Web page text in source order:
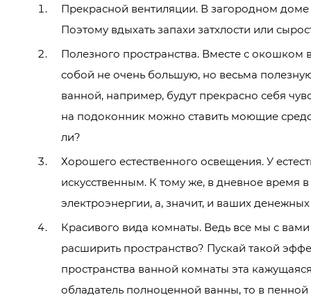
Прекрасной вентиляции. В загородном
Поэтому вдыхать запахи затхлости или
Полезного пространства. Вместе с
собой не очень большую, но весьма
ванной, например, будут прекрасно себя
на подоконник можно ставить моющие
ли?
Хорошего естественного освещения. У
искусственным. К тому же, в дневное время
электроэнергии, а, значит, и ваших денежных
Красивого вида комнаты. Ведь все мы с вами
расширить пространство? Пускай такой
пространства ванной комнаты эта
обладатель полноценной ванны, то в пенной